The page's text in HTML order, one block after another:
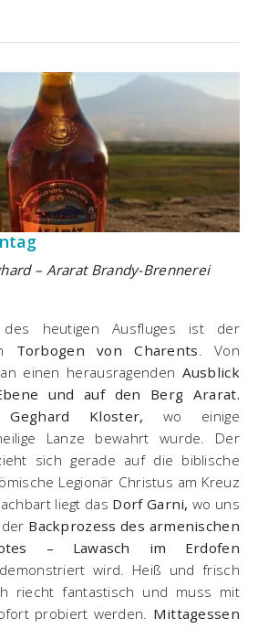
– Ararat Brandy-Brennerei
heutigen Ausfluges ist der
Torbogen von Charents. Von
einen herausragenden Ausblick
und auf den Berg Ararat.
Geghard Kloster, wo einige
Lanze bewahrt wurde. Der
sich gerade auf die biblische
Legionär Christus am Kreuz
liegt das Dorf Garni, wo uns
Backprozess des armenischen
– Lawasch im Erdofen
wird. Heiß und frisch
riecht fantastisch und muss mit
probiert werden. Mittagessen